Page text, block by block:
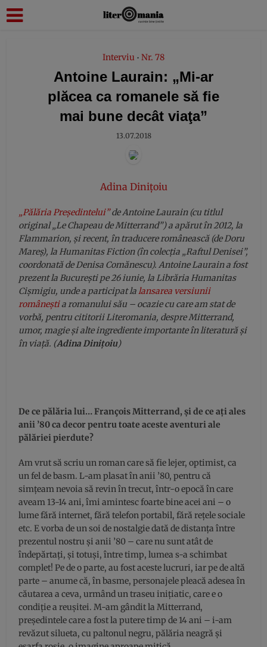
Interviu • Nr. 78
Antoine Laurain: „Mi-ar
plăcea ca romanele să fie
mai bune decât viaţa”
13.07.2018
Adina Dinițoiu
„Pălăria Preşedintelui”de Antoine Laurain (cu titlul
original „Le Chapeau de Mitterrand”) a apărut în 2012, la
Flammarion, şi recent, în traducere românească (de Doru
Mareş), la Humanitas Fiction (în colecţia „Raftul Denisei”,
coordonată de Denisa Comănescu). Antoine Laurain a fost
prezent la Bucureşti pe 26 iunie, la Librăria Humanitas
Cişmigiu, unde a participat lalansarea versiunii
româneştia romanului său – ocazie cu care am stat de
vorbă, pentru cititorii Literomania, despre Mitterrand,
umor, magie şi alte ingrediente importante în literatură şi
în viaţă. (Adina Diniţoiu)
De ce pălăria lui… François Mitterrand, şi de ce aţi ales
anii ’80 ca decor pentru toate aceste aventuri ale
pălăriei pierdute?
Am vrut să scriu un roman care să fie lejer, optimist, ca
un fel de basm. L-am plasat în anii ’80, pentru că
simţeam nevoia să revin în trecut, într-o epocă în care
aveam 13-14 ani, îmi amintesc foarte bine acei ani – o
lume fără internet, fără telefon portabil, fără reţele sociale
etc. E vorba de un soi de nostalgie dată de distanţa între
prezentul nostru şi anii ’80 – care nu sunt atât de
îndepărtaţi, şi totuşi, între timp, lumea s-a schimbat
complet! Pe de o parte, au fost aceste lucruri, iar pe de altă
parte – anume că, în basme, personajele pleacă adesea în
căutarea a ceva, urmând un traseu iniţiatic, care e o
condiţie a reuşitei. M-am gândit la Mitterrand,
preşedintele care a fost la putere timp de 14 ani – i-am
revăzut silueta, cu paltonul negru, pălăria neagră şi
modal-check